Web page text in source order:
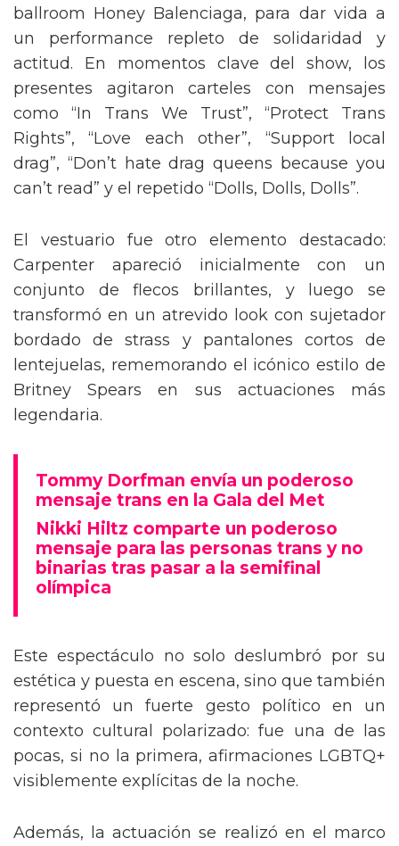
ballroom Honey Balenciaga, para dar vida a
un performance repleto de solidaridad y
actitud. En momentos clave del show, los
presentes agitaron carteles con mensajes
como “In Trans We Trust”, “Protect Trans
Rights”, “Love each other”, “Support local
drag”, “Don’t hate drag queens because you
can’t read” y el repetido “Dolls, Dolls, Dolls”.
El vestuario fue otro elemento destacado:
Carpenter apareció inicialmente con un
conjunto de flecos brillantes, y luego se
transformó en un atrevido look con sujetador
bordado de strass y pantalones cortos de
lentejuelas, rememorando el icónico estilo de
Britney Spears en sus actuaciones más
legendaria.
Tommy Dorfman envía un poderoso
mensaje trans en la Gala del Met
Nikki Hiltz comparte un poderoso
mensaje para las personas trans y no
binarias tras pasar a la semifinal
olímpica
Este espectáculo no solo deslumbró por su
estética y puesta en escena, sino que también
representó un fuerte gesto político en un
contexto cultural polarizado: fue una de las
pocas, si no la primera, afirmaciones LGBTQ+
visiblemente explícitas de la noche.
Además, la actuación se realizó en el marco